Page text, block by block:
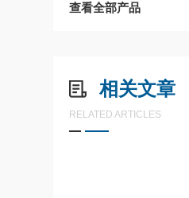
查看全部产品
相关文章
RELATED ARTICLES